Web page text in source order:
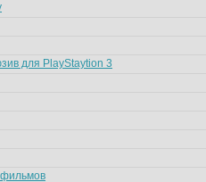
для PlayStaytion 3